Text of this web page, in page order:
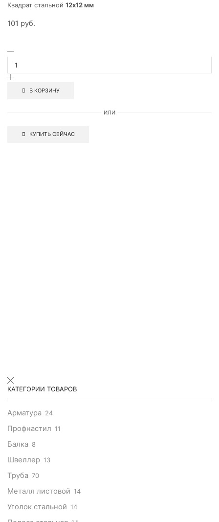
КАТЕГОРИИ ТОВАРОВ
Арматура 24
Профнастил 11
Балка 8
Швеллер 13
Труба 70
Металл листовой 14
Уголок стальной 14
Квадрат стальной 12х12 мм
101 руб.
В КОРЗИНУ
ИЛИ
КУПИТЬ СЕЙЧАС